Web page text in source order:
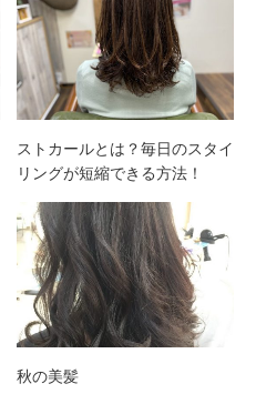
ストカールとは？毎日のスタイ
リングが短縮できる方法！
秋の美髪